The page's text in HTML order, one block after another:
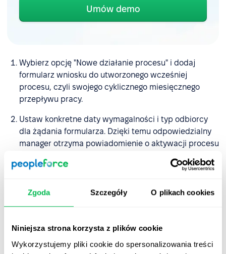
Zgoda Szczegóły O plikach cookies
Niniejsza strona korzysta z plików cookie
Wykorzystujemy pliki cookie do spersonalizowania treści
Umów demo
Wybierz opcję "Nowe działanie procesu" i dodaj
formularz wniosku do utworzonego wcześniej
procesu, czyli swojego cyklicznego miesięcznego
przepływu pracy.
Ustaw konkretne daty wymagalności i typ odbiorcy
dla żądania formularza. Dzięki temu odpowiedzialny
manager otrzyma powiadomienie o aktywacji procesu
terminu. Gdy żądanie formularza zostanie
otrzyma on wiadomość e-mail i powiadomienie w
Po przesłaniu naliczenia premii, informacje
w profilu pracownika oraz w miesięcznym raporcie